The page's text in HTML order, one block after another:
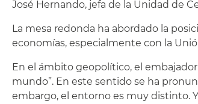
José Hernando, jefa de la Unidad de
La mesa redonda ha abordado la
economías, especialmente con la
En el ámbito geopolítico, el
mundo”. En este sentido se ha
embargo, el entorno es muy distinto.